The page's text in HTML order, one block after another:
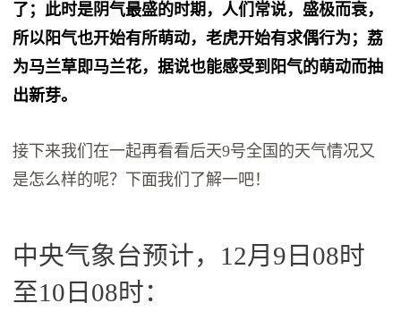
了；此时是阴气最盛的时期，人们常说，盛极而衰，
所以阳气也开始有所萌动，老虎开始有求偶行为；荔
为马兰草即马兰花，据说也能感受到阳气的萌动而抽
出新芽。
接下来我们在一起再看看后天9号全国的天气情况又
是怎么样的呢？下面我们了解一吧！
中央气象台预计，12月9日08时
至10日08时：